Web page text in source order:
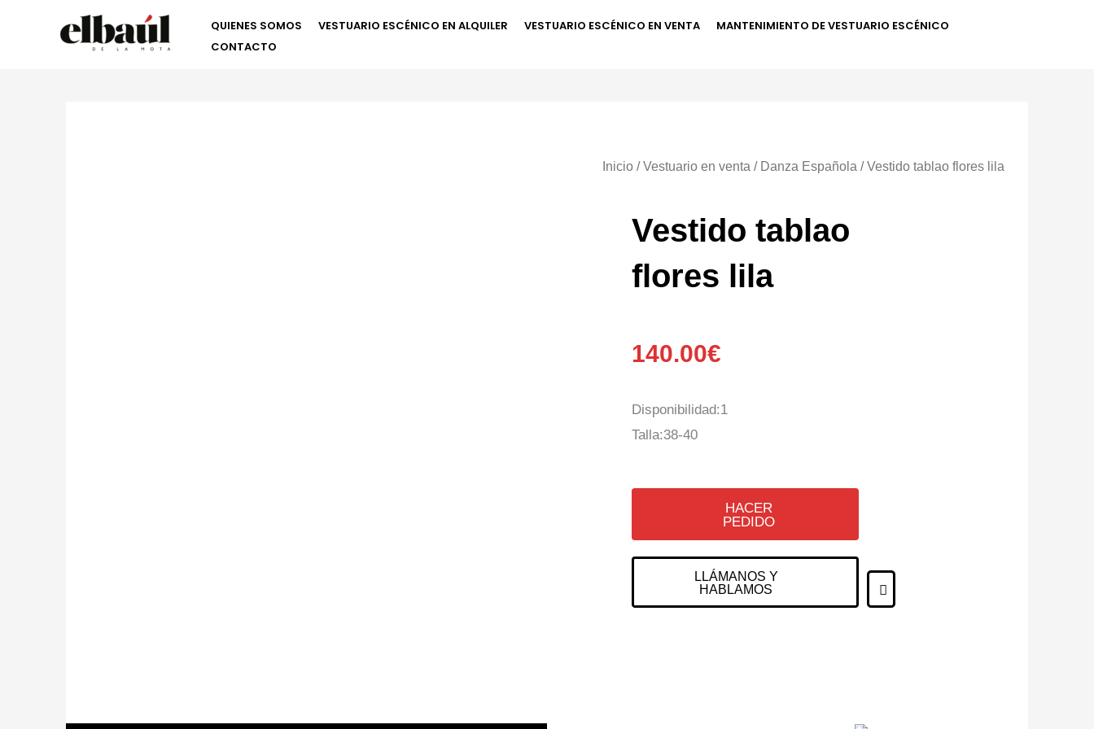
QUIENES SOMOS VESTUARIO ESCÉNICO EN ALQUILER VESTUARIO ESCÉNICO EN VENTA
MANTENIMIENTO DE VESTUARIO ESCÉNICO
CONTACTO
Inicio /Vestuario en venta / Danza Española / Vestido tablao flores lila
Vestido tablao
flores lila
140.00€
Disponibilidad:1
Talla:38-40
HACER
PEDIDO
LLÁMANOS Y
HABLAMOS